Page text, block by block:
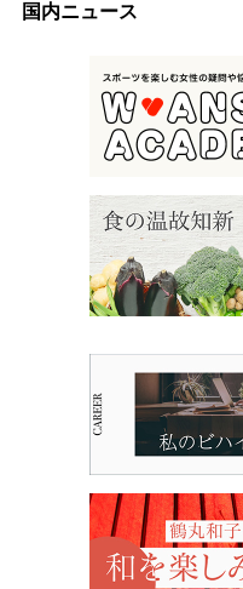
国内ニュース